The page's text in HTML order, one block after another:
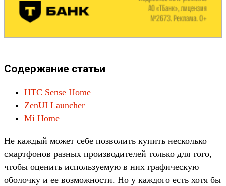
Содержание статьи
HTC Sense Home
ZenUI Launcher
Mi Home
Не каждый может себе позволить купить несколько
смартфонов разных производителей только для того,
чтобы оценить используемую в них графическую
оболочку и ее возможности. Но у каждого есть хотя бы